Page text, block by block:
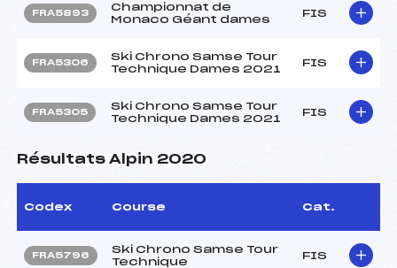
FRA5893
Championnat de
Monaco Géant dames
FIS
FRA5306
Ski Chrono Samse Tour
Technique Dames 2021
FIS
FRA5305
Ski Chrono Samse Tour
Technique Dames 2021
FIS
Résultats Alpin 2020
Codex Course Cat.
FRA5796
Ski Chrono Samse Tour
Technique
FIS